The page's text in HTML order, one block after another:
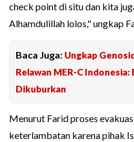
check point di situ dan kita
Alhamdulillah lolos," ungkap
Baca Juga: Ungkap
Relawan MER-C
Dikuburkan
Menurut Farid proses
keterlambatan karena pihak